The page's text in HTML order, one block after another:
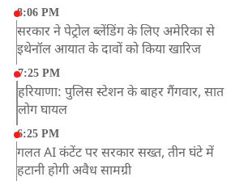
8:06 PM
सरकार ने पेट्रोल ब्लेंडिंग के लिए अमेरिका से
इथेनॉल आयात के दावों को किया खारिज
7:25 PM
हरियाणा: पुलिस स्टेशन के बाहर गैंगवार, सात
लोग घायल
6:25 PM
गलत AI कंटेंट पर सरकार सख्त, तीन घंटे में
हटानी होगी अवैध सामग्री